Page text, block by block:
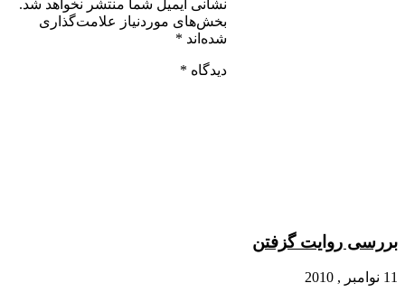
بررسی روایت گزفتن
11 نوامبر , 2010
نشانی ایمیل شما منتشر نخواهد شد.
بخش‌های موردنیاز علامت‌گذاری
شده‌اند *
دیدگاه *